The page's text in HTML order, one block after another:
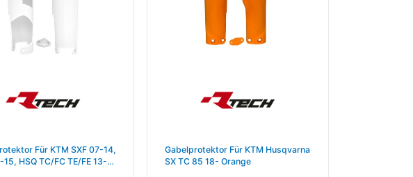
Für KTM SXF 07-14,
15, HSQ TC/FC TE/FE 13-
Gabelprotektor Für KTM Husqvarna
SX TC 85 18- Orange